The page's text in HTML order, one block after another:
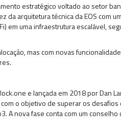
estratégico voltado ao setor
da arquitetura técnica da EOS com
em uma infraestrutura escalável,
mas com novas
e lançada em 2018 por Dan
o objetivo de superar os
A nova fase conta com um conselho